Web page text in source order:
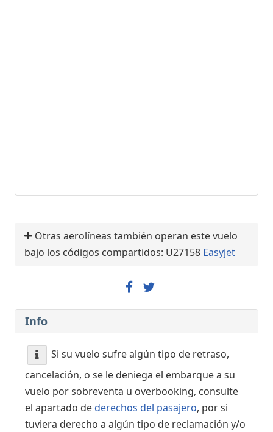
Otras aerolíneas también operan este vuelo
bajo los códigos compartidos: U27158 Easyjet
Info
Si su vuelo sufre algún tipo de retraso,
cancelación, o se le deniega el embarque a su
vuelo por sobreventa u overbooking, consulte
el apartado dederechos del pasajero, por si
tuviera derecho a algún tipo de reclamación y/o